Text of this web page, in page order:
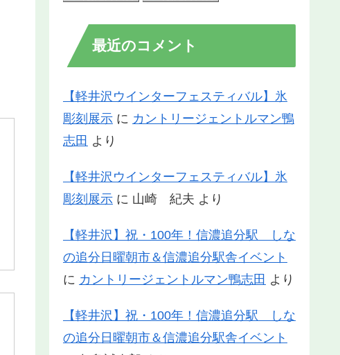
最近のコメント
【軽井沢ウインターフェスティバル】氷
彫刻展示 に カントリージェントルマン鴨
志田 より
【軽井沢ウインターフェスティバル】氷
彫刻展示 に 山崎 紀夫 より
【軽井沢】祝・100年！信濃追分駅 しな
の追分日曜朝市＆信濃追分駅舎イベント
に カントリージェントルマン鴨志田 より
【軽井沢】祝・100年！信濃追分駅 しな
の追分日曜朝市＆信濃追分駅舎イベント